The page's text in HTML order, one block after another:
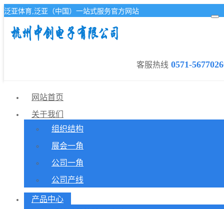
泛亚体育,泛亚（中国）一站式服务官方网站
客服热线 0571-
网站首页
关于我们
组织结构
展会一角
公司一角
公司产线
产品中心